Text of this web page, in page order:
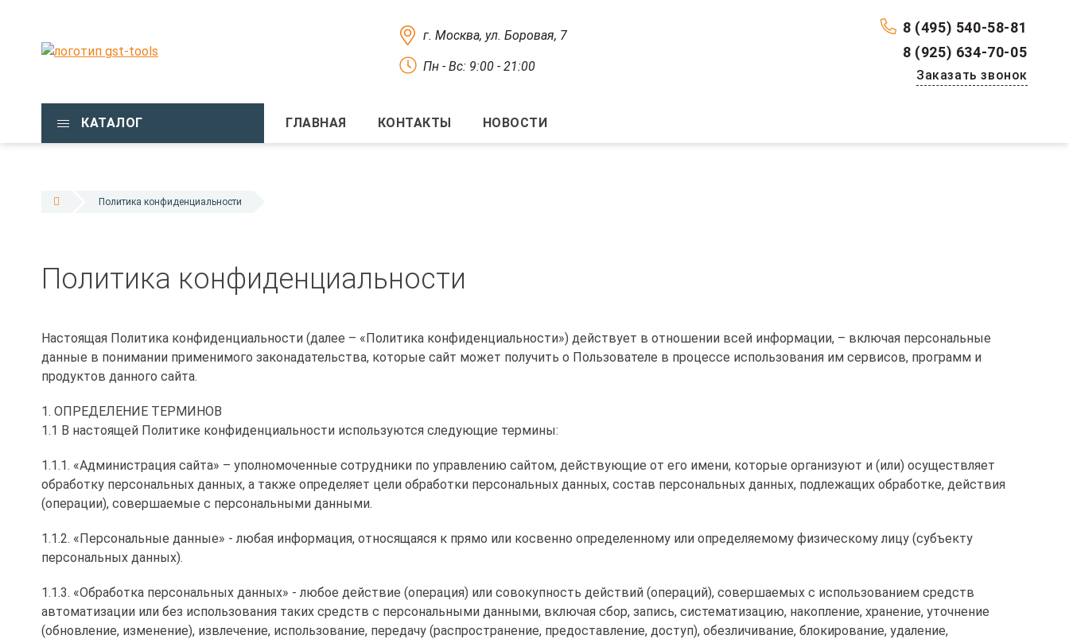
8 (495) 540-58-81
8 (925) 634-70-05
Заказать звонок
г. Москва, ул. Боровая, 7
Пн - Вс: 9:00 - 21:00
КАТАЛОГ ГЛАВНАЯ КОНТАКТЫ НОВОСТИ
Политика конфиденциальности
Политика конфиденциальности
Настоящая Политика конфиденциальности (далее – «Политика конфиденциальности») действует в отношении всей информации, – включая персональные
данные в понимании применимого законадательства, которые сайт может получить о Пользователе в процессе использования им сервисов, программ и
продуктов данного сайта.
1. ОПРЕДЕЛЕНИЕ ТЕРМИНОВ
1.1 В настоящей Политике конфиденциальности используются следующие термины:
1.1.1. «Администрация сайта» – уполномоченные сотрудники по управлению сайтом, действующие от его имени, которые организуют и (или) осуществляет
обработку персональных данных, а также определяет цели обработки персональных данных, состав персональных данных, подлежащих обработке, действия
(операции), совершаемые с персональными данными.
1.1.2. «Персональные данные» - любая информация, относящаяся к прямо или косвенно определенному или определяемому физическому лицу (субъекту
персональных данных).
1.1.3. «Обработка персональных данных» - любое действие (операция) или совокупность действий (операций), совершаемых с использованием средств
автоматизации или без использования таких средств с персональными данными, включая сбор, запись, систематизацию, накопление, хранение, уточнение
(обновление, изменение), извлечение, использование, передачу (распространение, предоставление, доступ), обезличивание, блокирование, удаление,